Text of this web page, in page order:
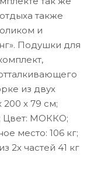
также
и
Подушки для
из двух
200 x 79 см;
Цвет: МОККО;
место: 106 кг;
2х частей 41 кг